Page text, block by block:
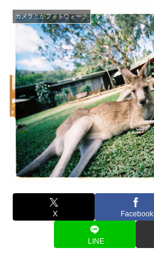
カメラとかフォトウォーク
X Facebook
LINE